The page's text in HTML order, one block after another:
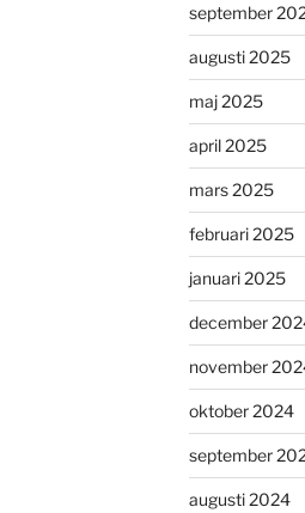
september
augusti 2025
maj 2025
april 2025
mars 2025
februari 2025
januari 2025
december
november
oktober 2024
september
augusti 2024